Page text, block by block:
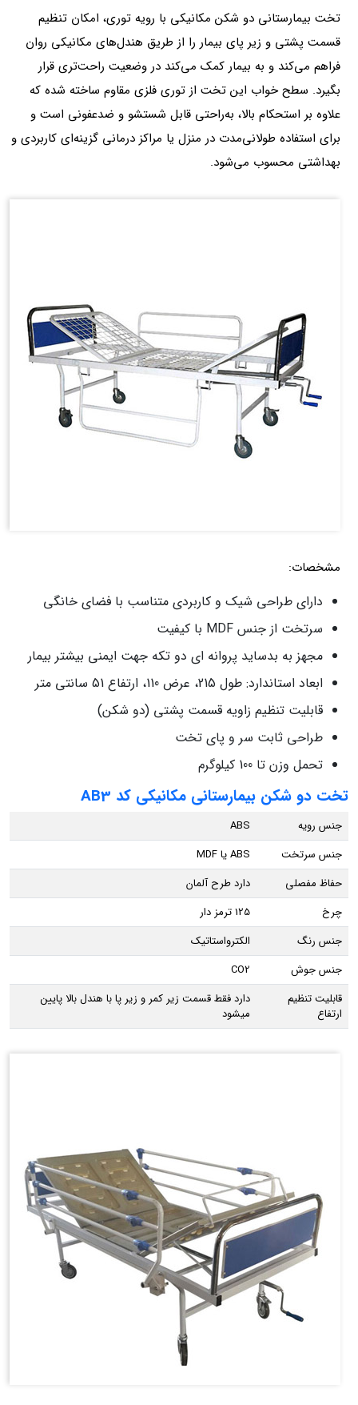
تخت بیمارستانی دو شکن مکانیکی با رویه توری، امکان تنظیم
قسمت پشتی و زیر پای بیمار را از طریق هندل‌های مکانیکی روان
فراهم می‌کند و به بیمار کمک می‌کند در وضعیت راحت‌تری قرار
بگیرد. سطح خواب این تخت از توری فلزی مقاوم ساخته شده که
علاوه بر استحکام بالا، به‌راحتی قابل شستشو و ضدعفونی است و
برای استفاده طولانی‌مدت در منزل یا مراکز درمانی گزینه‌ای کاربردی و
بهداشتی محسوب می‌شود.
مشخصات:
دارای طراحی شیک و کاربردی متناسب با فضای خانگی
سرتخت از جنس MDF با کیفیت
مجهز به بدساید پروانه ای دو تکه جهت ایمنی بیشتر بیمار
ابعاد استاندارد: طول 215، عرض 110، ارتفاع 51 سانتی متر
قابلیت تنظیم زاویه قسمت پشتی (دو شکن)
طراحی ثابت سر و پای تخت
تحمل وزن تا 100 کیلوگرم
تخت دو شکن بیمارستانی مکانیکی کد AB3
جنس رویه
ABS
جنس سرتخت
ABS یا MDF
حفاظ مفصلی
دارد طرح آلمان
چرخ
125 ترمز دار
جنس رنگ
الکترواستاتیک
جنس جوش
CO2
قابلیت تنظیم
ارتفاع
دارد فقط قسمت زیر کمر و زیر پا با هندل بالا پایین
میشود